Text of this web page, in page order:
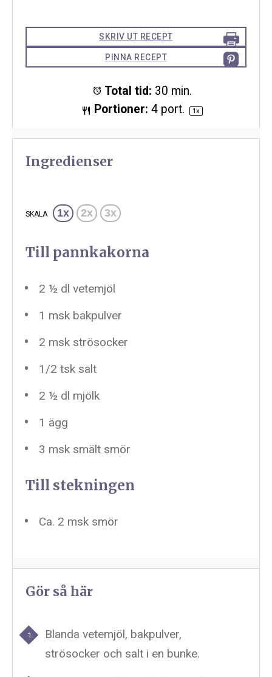
SKRIV UT RECEPT
PINNA RECEPT
Total tid: 30 min.
Portioner: 4port. 1x
Ingredienser
SKALA 1x 2x 3x
Till pannkakorna
2 ½ dl vetemjöl
1 msk bakpulver
2 msk strösocker
1/2 tsk salt
2 ½ dl mjölk
1 ägg
3 msk smält smör
Till stekningen
Ca. 2 msk smör
Gör så här
Blanda vetemjöl, bakpulver,
strösocker och salt i en bunke.